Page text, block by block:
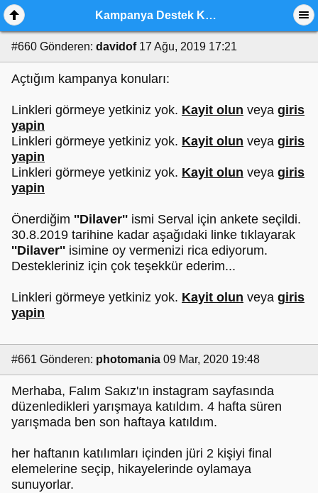
Kampanya Destek Konusu İstek Bölümü
#660 Gönderen: davidof 17 Ağu, 2019 17:21
Açtığım kampanya konuları:
Linkleri görmeye yetkiniz yok. Kayit olun veya giris
yapin
Linkleri görmeye yetkiniz yok. Kayit olun veya giris
yapin
Linkleri görmeye yetkiniz yok. Kayit olun veya giris
yapin
Önerdiğim ''Dilaver'' ismi Serval için ankete seçildi.
30.8.2019 tarihine kadar aşağıdaki linke tıklayarak
''Dilaver'' isimine oy vermenizi rica ediyorum.
Destekleriniz için çok teşekkür ederim...
Linkleri görmeye yetkiniz yok. Kayit olun veya giris
yapin
#661 Gönderen: photomania 09 Mar, 2020 19:48
Merhaba, Falım Sakız'ın instagram sayfasında
düzenledikleri yarışmaya katıldım. 4 hafta süren
yarışmada ben son haftaya katıldım.
her haftanın katılımları içinden jüri 2 kişiyi final
elemelerine seçip, hikayelerinde oylamaya
sunuyorlar.